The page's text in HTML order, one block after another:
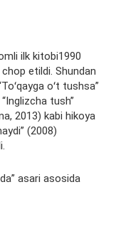
ilk kitobi1990
etildi. Shundan
oʻt tushsa”
tush”
2013) kabi hikoya
(2008)
asari asosida